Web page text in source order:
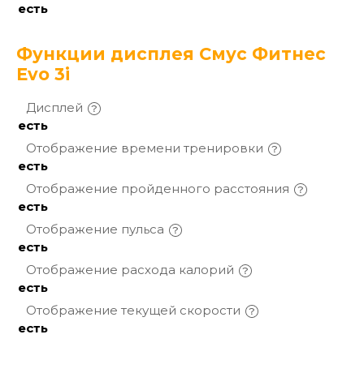
есть
Функции дисплея Смус Фитнес
Evo 3i
Дисплей
есть
Отображение времени тренировки
есть
Отображение пройденного расстояния
есть
Отображение пульса
есть
Отображение расхода калорий
есть
Отображение текущей скорости
есть